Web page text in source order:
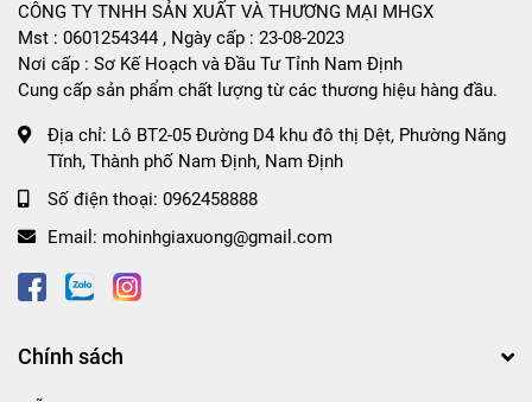
CÔNG TY TNHH SẢN XUẤT VÀ THƯƠNG MẠI MHGX
Mst : 0601254344 , Ngày cấp : 23-08-2023
Nơi cấp : Sơ Kế Hoạch và Đầu Tư Tỉnh Nam Định
Cung cấp sản phẩm chất lượng từ các thương hiệu hàng đầu.
Địa chỉ: Lô BT2-05 Đường D4 khu đô thị Dệt, Phường Năng
Tĩnh, Thành phố Nam Định, Nam Định
Số điện thoại: 0962458888
Email: mohinhgiaxuong@gmail.com
Chính sách